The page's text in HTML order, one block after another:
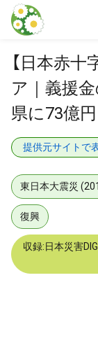
本文に飛ぶ
【日本赤十
ア｜義援
県に73億
提供元サイトで
東日本大震災
復興
収録:日本災害